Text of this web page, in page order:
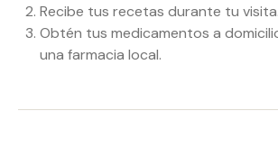
Recibe tus recetas durante tu visita.
Obtén tus medicamentos a
una farmacia local.